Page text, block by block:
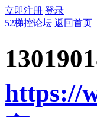
立即注册 登录
52梯控论坛 返回首页
https://